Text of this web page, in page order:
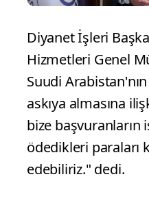
Diyanet İşleri
Hizmetleri Genel
Suudi
askıya almasına
bize
ödedikleri paraları
edebiliriz." dedi.